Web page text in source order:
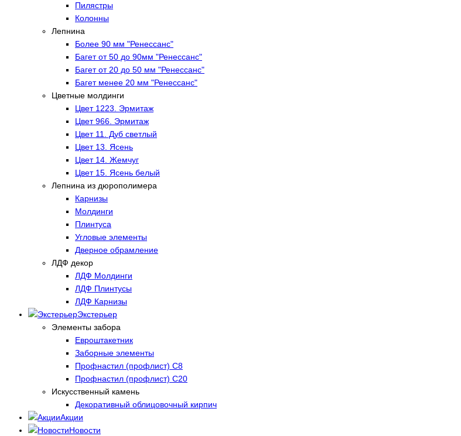
Пилястры
Колонны
Лепнина
Более 90 мм "Ренессанс"
Багет от 50 до 90мм "Ренессанс"
Багет от 20 до 50 мм "Ренессанс"
Багет менее 20 мм "Ренессанс"
Цветные молдинги
Цвет 1223. Эрмитаж
Цвет 966. Эрмитаж
Цвет 11. Дуб светлый
Цвет 13. Ясень
Цвет 14. Жемчуг
Цвет 15. Ясень белый
Лепнина из дюрополимера
Карнизы
Молдинги
Плинтуса
Угловые элементы
Дверное обрамление
ЛДФ декор
ЛДФ Молдинги
ЛДФ Плинтусы
ЛДФ Карнизы
Экстерьер
Элементы забора
Евроштакетник
Заборные элементы
Профнастил (профлист) С8
Профнастил (профлист) С20
Искусственный камень
Декоративный облицовочный кирпич
Акции
Новости